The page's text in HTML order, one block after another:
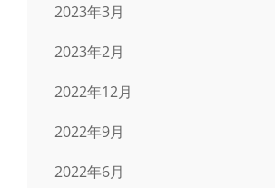
2023年3月
2023年2月
2022年12月
2022年9月
2022年6月